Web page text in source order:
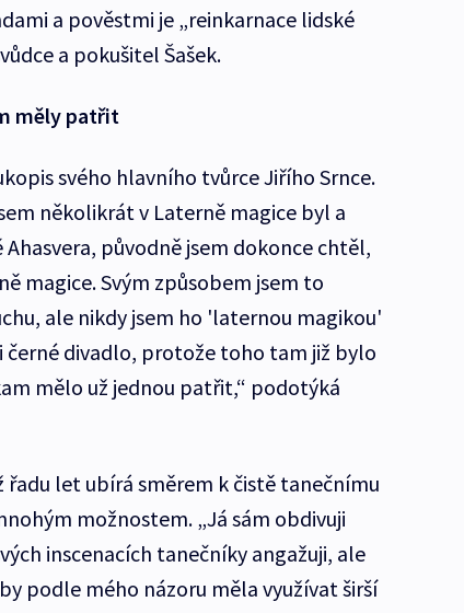
a pověstmi je „reinkarnace lidské
a pokušitel Šašek.
měly patřit
svého hlavního tvůrce Jiřího Srnce.
několikrát v Laterně magice byl a
původně jsem dokonce chtěl,
magice. Svým způsobem jsem to
ale nikdy jsem ho 'laternou magikou'
černé divadlo, protože toho tam již bylo
mělo už jednou patřit,“ podotýká
řadu let ubírá směrem k čistě tanečnímu
možnostem. „Já sám obdivuji
inscenacích tanečníky angažuji, ale
podle mého názoru měla využívat širší